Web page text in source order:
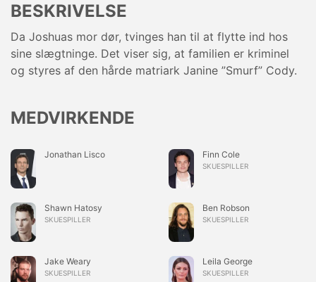
BESKRIVELSE
Da Joshuas mor dør, tvinges han til at flytte ind hos
sine slægtninge. Det viser sig, at familien er kriminel
og styres af den hårde matriark Janine ”Smurf” Cody.
MEDVIRKENDE
Jonathan Lisco Finn Cole
SKUESPILLER
Shawn Hatosy
SKUESPILLER
Ben Robson
SKUESPILLER
Jake Weary
SKUESPILLER
Leila George
SKUESPILLER